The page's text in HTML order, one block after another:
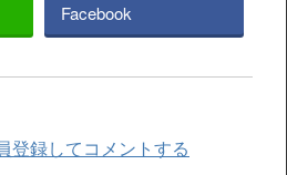
Facebook
登録してコメントする